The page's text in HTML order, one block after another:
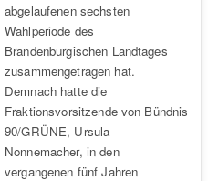
abgelaufenen sechsten
Wahlperiode des
Brandenburgischen Landtages
zusammengetragen hat.
Demnach hatte die
Fraktionsvorsitzende von Bündnis
90/GRÜNE, Ursula
Nonnemacher, in den
vergangenen fünf Jahren